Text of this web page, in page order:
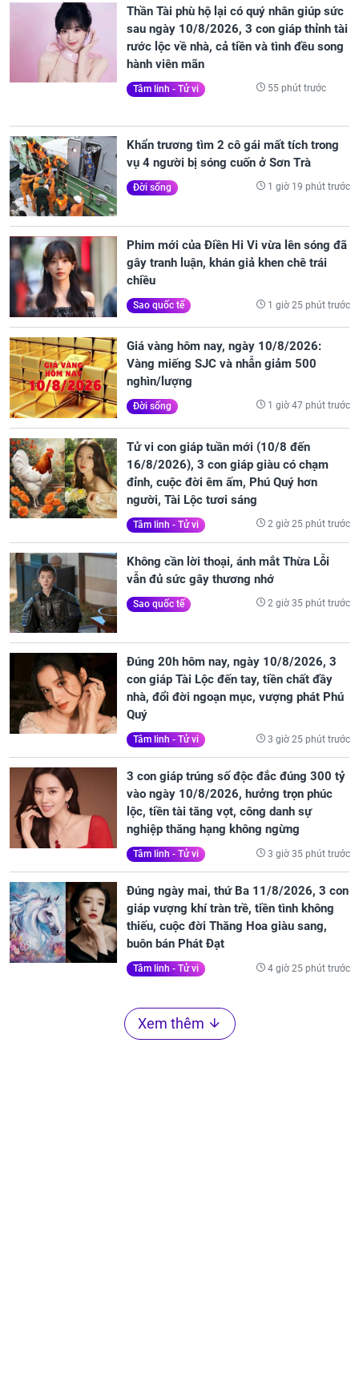
Thần Tài phù hộ lại có quý nhân giúp sức
sau ngày 10/8/2026, 3 con giáp thỉnh tài
rước lộc về nhà, cả tiền và tình đều song
hành viên mãn
Tâm linh - Tử vi 55 phút trước
Khẩn trương tìm 2 cô gái mất tích trong
vụ 4 người bị sóng cuốn ở Sơn Trà
Đời sống 1 giờ 19 phút trước
Phim mới của Điền Hi Vi vừa lên sóng đã
gây tranh luận, khán giả khen chê trái
chiều
Sao quốc tế 1 giờ 25 phút trước
Giá vàng hôm nay, ngày 10/8/2026:
Vàng miếng SJC và nhẫn giảm 500
nghìn/lượng
Đời sống 1 giờ 47 phút trước
Tử vi con giáp tuần mới (10/8 đến
16/8/2026), 3 con giáp giàu có chạm
đỉnh, cuộc đời êm ấm, Phú Quý hơn
người, Tài Lộc tươi sáng
Tâm linh - Tử vi 2 giờ 25 phút trước
Không cần lời thoại, ánh mắt Thừa Lỗi
vẫn đủ sức gây thương nhớ
Sao quốc tế 2 giờ 35 phút trước
Đúng 20h hôm nay, ngày 10/8/2026, 3
con giáp Tài Lộc đến tay, tiền chất đầy
nhà, đổi đời ngoạn mục, vượng phát Phú
Quý
Tâm linh - Tử vi 3 giờ 25 phút trước
3 con giáp trúng số độc đắc đúng 300 tỷ
vào ngày 10/8/2026, hưởng trọn phúc
lộc, tiền tài tăng vọt, công danh sự
nghiệp thăng hạng không ngừng
Tâm linh - Tử vi 3 giờ 35 phút trước
Đúng ngày mai, thứ Ba 11/8/2026, 3 con
giáp vượng khí tràn trề, tiền tình không
thiếu, cuộc đời Thăng Hoa giàu sang,
buôn bán Phát Đạt
Tâm linh - Tử vi 4 giờ 25 phút trước
Xem thêm